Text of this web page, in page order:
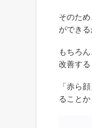
そのた
ができ
もちろ
改善する
「赤ら
ること